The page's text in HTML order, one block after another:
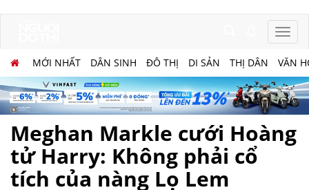
MỚI NHẤT DÂN SINH ĐÔ THỊ DI SẢN THỊ DÂN VĂN
Meghan Markle cưới Hoàng
tử Harry: Không phải cổ
tích của nàng Lọ Lem